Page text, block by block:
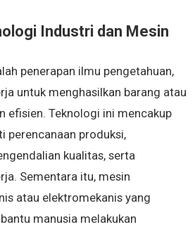
Industri dan Mesin
penerapan ilmu pengetahuan,
untuk menghasilkan barang atau
efisien. Teknologi ini mencakup
perencanaan produksi,
kualitas, serta
Sementara itu, mesin
atau elektromekanis yang
manusia melakukan